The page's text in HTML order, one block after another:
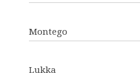
Montego
Lukka